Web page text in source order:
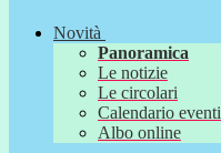
Novità
Panoramica
Le notizie
Le circolari
Calendario eventi
Albo online